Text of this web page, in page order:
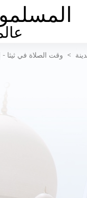
> وقت الصلاة في ثيثا -